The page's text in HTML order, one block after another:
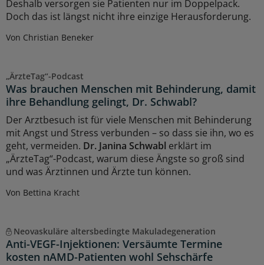
Deshalb versorgen sie Patienten nur im Doppelpack.
Doch das ist längst nicht ihre einzige Herausforderung.
Von Christian Beneker
„ÄrzteTag“-Podcast
Was brauchen Menschen mit Behinderung, damit
ihre Behandlung gelingt, Dr. Schwabl?
Der Arztbesuch ist für viele Menschen mit Behinderung
mit Angst und Stress verbunden – so dass sie ihn, wo es
geht, vermeiden. Dr. Janina Schwabl erklärt im
„ÄrzteTag“-Podcast, warum diese Ängste so groß sind
und was Ärztinnen und Ärzte tun können.
Von Bettina Kracht
Neovaskuläre altersbedingte Makuladegeneration
Anti-VEGF-Injektionen: Versäumte Termine
kosten nAMD-Patienten wohl Sehschärfe